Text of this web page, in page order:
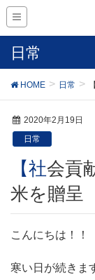
日常
HOME 日常
2020年2月19日
日常
【社会貢献活動】子ども食堂へお
米を贈呈
こんにちは！！
寒い日が続きま